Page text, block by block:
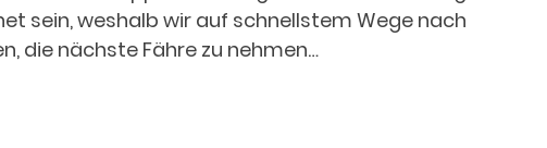
sein, weshalb wir auf schnellstem Wege nach
die nächste Fähre zu nehmen…